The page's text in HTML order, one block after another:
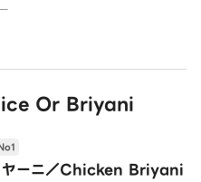
Or Briyani
ヤーニ／Chicken Briyani